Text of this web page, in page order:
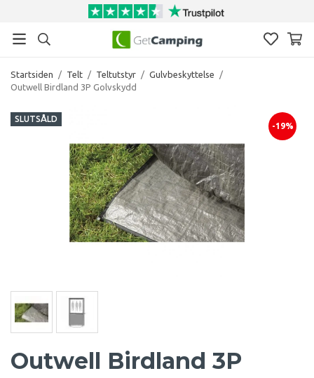
Startsiden / Telt / Teltutstyr / Gulvbeskyttelse
/
Outwell Birdland 3P Golvskydd
SLUTSÅLD
-19%
Outwell Birdland 3P